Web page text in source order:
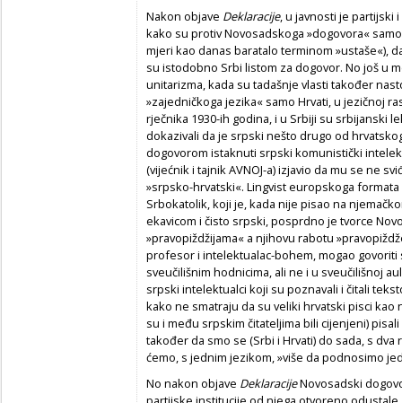
Nakon objave Deklaracije, u javnosti je partijski
kako su protiv Novosadskoga »dogovora«
mjeri kao danas baratalo terminom »ustaše«),
su istodobno Srbi listom za dogovor. No još u
unitarizma, kada su tadašnje vlasti također
»zajedničkoga jezika« samo Hrvati, u jezičnoj
rječnika 1930-ih godina, i u Srbiji su srbijanski
dokazivali da je srpski nešto drugo od
dogovorom istaknuti srpski komunistički
(vijećnik i tajnik AVNOJ-a) izjavio da mu se ne
»srpsko-hrvatski«. Lingvist europskoga
Srbokatolik, koji je, kada nije pisao na
ekavicom i čisto srpski, posprdno je tvorce
»pravopiždžijama« a njihovu rabotu
profesor i intelektualac-bohem, mogao govoriti
sveučilišnim hodnicima, ali ne i u sveuč­ilišnoj
srpski intelektualci koji su poznavali i čitali
kako ne smatraju da su veliki hrvatski pisci kao
su i među srpskim čitateljima bili cijenjeni)
također da smo se (Srbi i Hrvati) do sada, s dva
ćemo, s jednim jezikom, »više da podnosimo
No nakon objave DeklaracijeNovosadski